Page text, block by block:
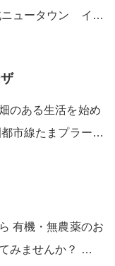
ニュータウン イ…
のある生活を始め
市線たまプラー…
有機・無農薬のお
みませんか？ …